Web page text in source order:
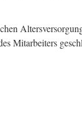
Mitarbeiters